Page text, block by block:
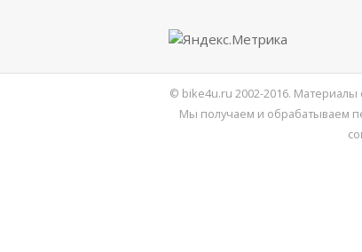
© bike4u.ru 2002-2016. Материалы
Мы получаем и обрабатываем